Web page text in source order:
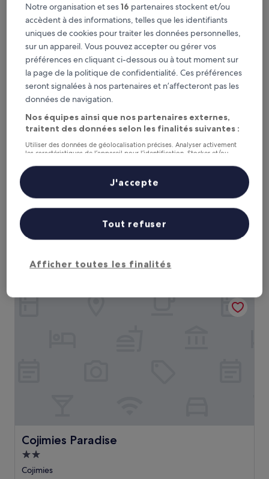
sur
10,
(2 avis)
Le
nouveau
prix
de
30 €
PUNTA COCO VILLAS BEACH
PUNTA COCO VILLAS BEACH
Hébergement
10.0
Exceptionnel,
10/10 Exceptionnel (1 avis)
de
123 €
PUNTA COCO VILLAS BEACH
Cojimies Paradise
Cojimies Paradise
Hébergement
2.0 étoiles
Cojimies
Cojimies Paradise
Notre organisation et ses16 partenaires stockent et/ou
accèdent à des informations, telles que les identifiants
uniques de cookies pour traiter les données personnelles,
sur un appareil. Vous pouvez accepter ou gérer vos
préférences en cliquant ci-dessous ou à tout moment sur
la page de la politique de confidentialité. Ces préférences
seront signalées à nos partenaires et n’affecteront pas les
données de navigation.
Nos équipes ainsi que nos partenaires externes,
traitent des données selon les finalités suivantes :
Utiliser des données de géolocalisation précises. Analyser activement
les caractéristiques de l’appareil pour l’identification. Stocker et/ou
personnalisés, mesure de performance des publicités et du contenu,
études d’audience et développement de services.
Liste de nos partenaires (fournisseurs)
Afficher toutes les finalités
Tout refuser
J'accepte